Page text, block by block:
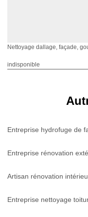
Nettoyage dallage, façade,
indisponible
Entreprise hydrofuge de
Entreprise rénovation
Artisan rénovation
Entreprise nettoyage